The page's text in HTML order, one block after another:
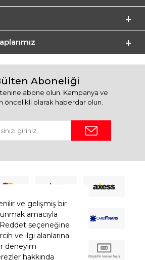
ve gelişmiş bir
amacıyla
seçeneğine
ve ilgi alanlarına
deneyim
hakkında
Aboneliği
abone olun. Kampanya ve
öncelikli olarak haberdar olun.